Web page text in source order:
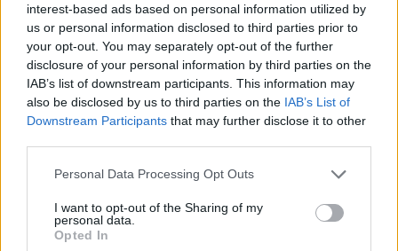
interest-based ads based on personal information utilized by
us or personal information disclosed to third parties prior to
your opt-out. You may separately opt-out of the further
disclosure of your personal information by third parties on the
IAB’s list of downstream participants. This information may
also be disclosed by us to third parties on the IAB’s List of
Downstream Participants that may further disclose it to other
Personal Data Processing Opt Outs
I want to opt-out of the Sharing of my
personal data.
Opted In
raggruppa Casale,
Acqui e Ovada
29 Marzo 2021
In "Novi-Acqui-Ovada"
Presso la sede della
Provincia, a Palazzo
Guasco, si è tenuto un
incontro tra
l’Assessore al Turismo
Cesare Miraglia e i
responsabili di
Operatori Turistici della
Alessandria, di Alexala ,
del Consorzio Turistico
31 Luglio 2012
In "Alessandria"
ALESSANDRIA: Al via
la presentazione di
progetto di
valorizzazione del
territorio